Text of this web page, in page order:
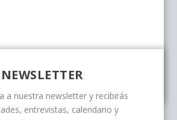
NEWSLETTER
a nuestra newsletter y recibirás
entrevistas, calendario y